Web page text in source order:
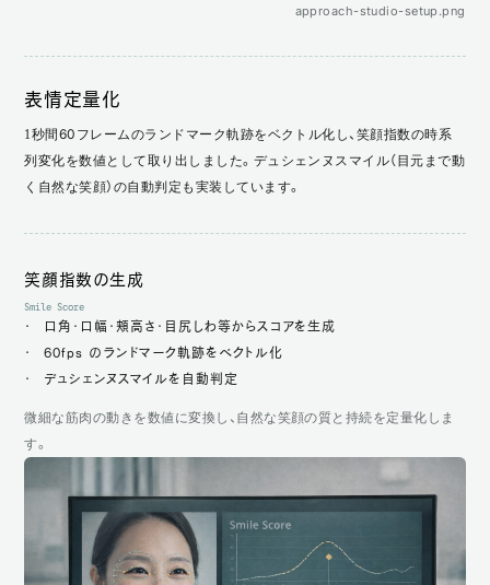
approach-studio-setup.png
表情定量化
1秒間60フレームのランドマーク軌跡をベクトル化し、笑顔指数の時系
列変化を数値として取り出しました。デュシェンヌスマイル（目元まで動
く自然な笑顔）の自動判定も実装しています。
笑顔指数の生成
Smile Score
口角・口幅・頬高さ・目尻しわ等からスコアを生成
60fps のランドマーク軌跡をベクトル化
デュシェンヌスマイルを自動判定
微細な筋肉の動きを数値に変換し、自然な笑顔の質と持続を定量化しま
す。